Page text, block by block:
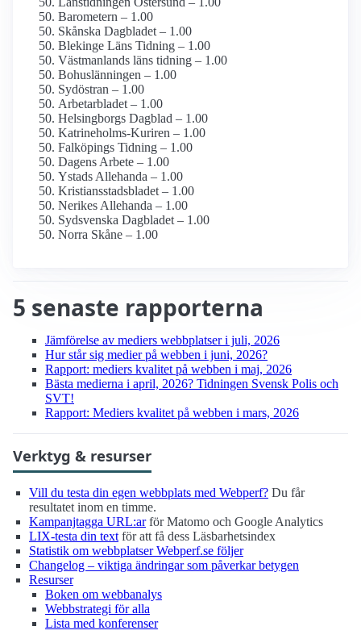
Barometern – 1.00
Skånska Dagbladet – 1.00
Blekinge Läns Tidning – 1.00
Västmanlands läns tidning – 1.00
Bohuslänningen – 1.00
Sydöstran – 1.00
Arbetarbladet – 1.00
Helsingborgs Dagblad – 1.00
Katrineholms-Kuriren – 1.00
Falköpings Tidning – 1.00
Dagens Arbete – 1.00
Ystads Allehanda – 1.00
Kristiansstadsbladet – 1.00
Nerikes Allehanda – 1.00
Sydsvenska Dagbladet – 1.00
Norra Skåne – 1.00
5 senaste rapporterna
Jämförelse av mediers webbplatser i juli, 2026
Hur står sig medier på webben i juni, 2026?
Rapport: mediers kvalitet på webben i maj, 2026
Bästa medierna i april, 2026? Tidningen Svensk Polis och
SVT!
Rapport: Mediers kvalitet på webben i mars, 2026
Verktyg & resurser
Vill du testa din egen webbplats med Webperf? Du får
resultatet inom en timme.
Kampanjtagga URL:arför Matomo och Google Analytics
LIX-testa din text för att få dess Läsbarhetsindex
Statistik om webbplatser Webperf.se följer
Changelog – viktiga ändringar som påverkar betygen
Resurser
Boken om webbanalys
Webbstrategi för alla
Lista med konferenser